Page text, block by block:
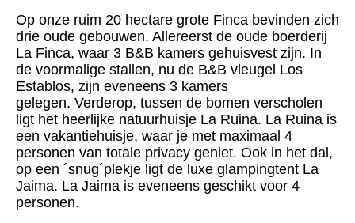
Op onze ruim 20 hectare grote Finca bevinden zich
drie oude gebouwen. Allereerst de oude boerderij
La Finca, waar 3 B&B kamers gehuisvest zijn. In
de voormalige stallen, nu de B&B vleugel Los
Establos, zijn eveneens 3 kamers
gelegen. Verderop, tussen de bomen verscholen
ligt het heerlijke natuurhuisje La Ruina. La Ruina is
een vakantiehuisje, waar je met maximaal 4
personen van totale privacy geniet. Ook in het dal,
op een ´snug´plekje ligt de luxe glampingtent La
Jaima. La Jaima is eveneens geschikt voor 4
personen.